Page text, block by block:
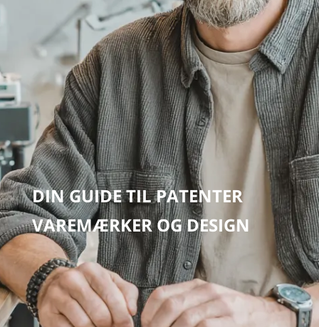
BESTIL
OM OS
KONTAKT
DIN GUIDE TIL PATENTER
VAREMÆRKER OG DESIGN